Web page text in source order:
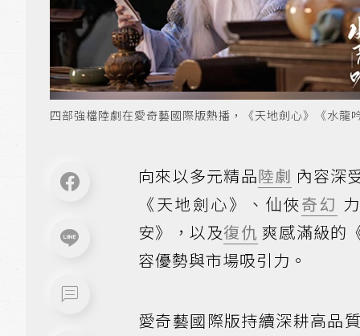
四部強檔陸劇在愛奇藝國際版熱播，《天地劍心》《水
向來以多元精品陸劇 內容深
《天地劍心》、仙俠奇幻
安》，以及復仇 爽感滿級的
容優勢與市場吸引力。
愛奇藝國際版持續深耕高品